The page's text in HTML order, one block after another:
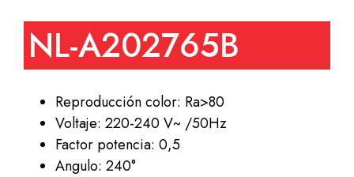
NL-A202765B
Reproducción color: Ra>80
Voltaje: 220-240 V~ /50Hz
Factor potencia: 0,5
Angulo: 240°